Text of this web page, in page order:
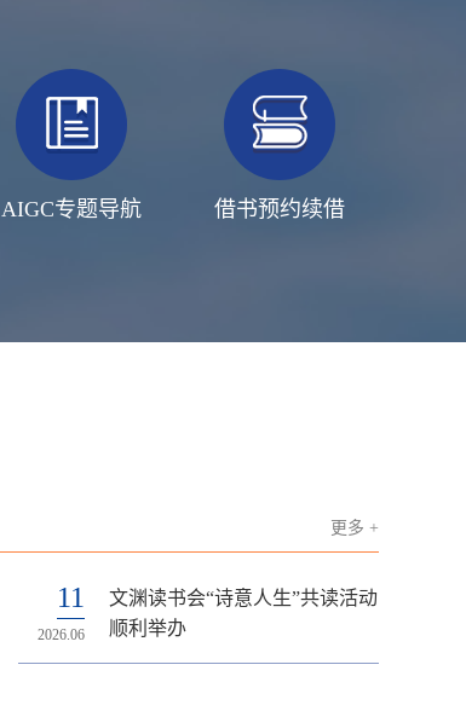
AIGC专题导航 借书预约续借
更多 +
11
2026.06
文渊读书会“诗意人生”共读活动
顺利举办
15
2026.06
关于2026年端午节图书馆开放
安排的通知
25
2026.05
最新资源 | JOMI手术教育资源
平台开通试用通知
17
2026.04
2026 Elsevier AI Bootcamp“医
声有AI”科普大赛通知
15
2026.01
图书馆党支部召开2025年支部
书记党建述职暨学习贯彻党的
二十届四中全会精神专题研讨